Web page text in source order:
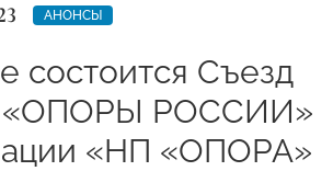
АНОНСЫ
состоится Съезд
«ОПОРЫ РОССИИ»
«НП «ОПОРА»